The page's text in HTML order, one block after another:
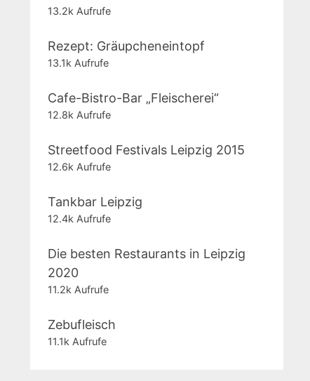
13.2k Aufrufe
Rezept: Gräupcheneintopf
13.1k Aufrufe
Cafe-Bistro-Bar „Fleischerei“
12.8k Aufrufe
Streetfood Festivals Leipzig 2015
12.6k Aufrufe
Tankbar Leipzig
12.4k Aufrufe
Die besten Restaurants in Leipzig
2020
11.2k Aufrufe
Zebufleisch
11.1k Aufrufe